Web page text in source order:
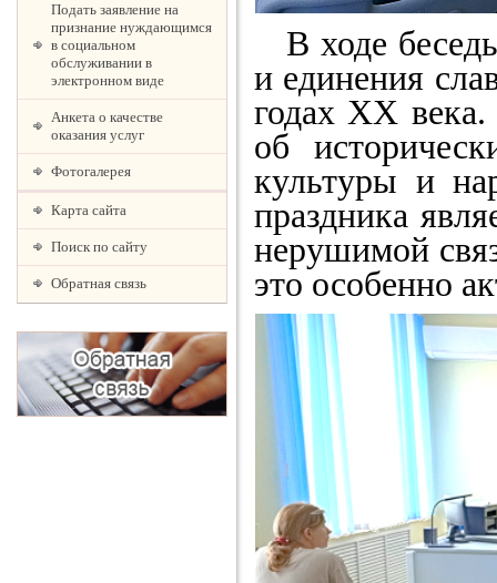
Подать заявление на
признание нуждающимся
в социальном
обслуживании в
электронном виде
Анкета о качестве
оказания услуг
Фотогалерея
Карта сайта
Поиск по сайту
Обратная связь
В ходе
и единения
годах XX
об
культуры и
праздника
нерушимой
это особенно